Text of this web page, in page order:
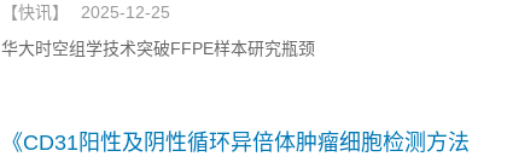
【快讯 】
2025-12-25
华大时空组学技术突破FFPE样本研究瓶颈
《CD31阳性及阴性循环异倍体肿瘤细胞检测方法